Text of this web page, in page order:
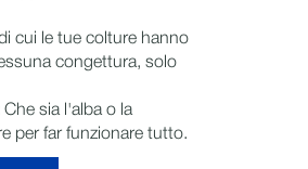
cui le tue colture hanno
congettura, solo
Che sia l'alba o la
per far funzionare tutto.